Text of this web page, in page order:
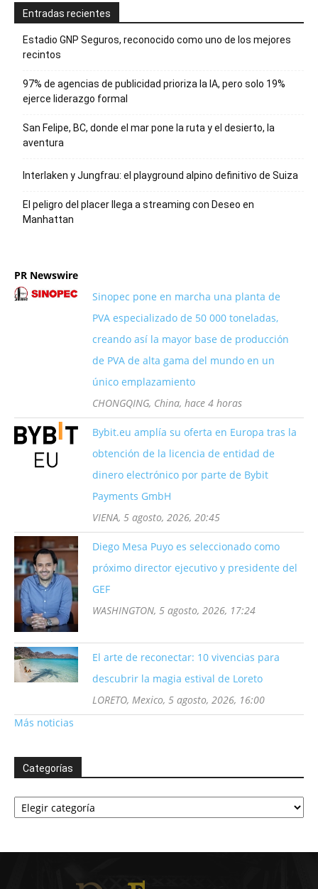
Entradas recientes
Estadio GNP Seguros, reconocido como uno de los mejores
recintos
97% de agencias de publicidad prioriza la IA, pero solo 19%
ejerce liderazgo formal
San Felipe, BC, donde el mar pone la ruta y el desierto, la
aventura
Interlaken y Jungfrau: el playground alpino definitivo de Suiza
El peligro del placer llega a streaming con Deseo en
Manhattan
PR Newswire
Sinopec pone en marcha una planta de
PVA especializado de 50 000 toneladas,
creando así la mayor base de producción
de PVA de alta gama del mundo en un
único emplazamiento
CHONGQING, China, hace 4 horas
Bybit.eu amplía su oferta en Europa tras la
obtención de la licencia de entidad de
dinero electrónico por parte de Bybit
Payments GmbH
VIENA, 5 agosto, 2026, 20:45
Diego Mesa Puyo es seleccionado como
próximo director ejecutivo y presidente del
GEF
WASHINGTON, 5 agosto, 2026, 17:24
El arte de reconectar: 10 vivencias para
descubrir la magia estival de Loreto
LORETO, Mexico, 5 agosto, 2026, 16:00
Más noticias
Categorías
Categorías